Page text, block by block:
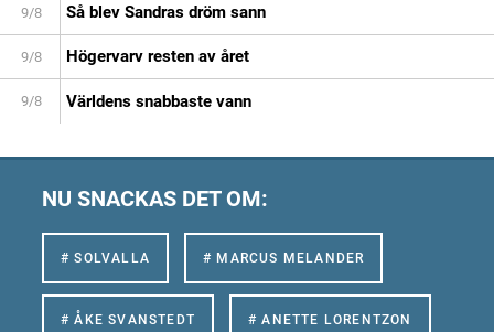
9/8 Så blev Sandras dröm sann
9/8 Högervarv resten av året
9/8 Världens snabbaste vann
NU SNACKAS DET OM:
# SOLVALLA # MARCUS MELANDER
# ÅKE SVANSTEDT # ANETTE LORENTZON